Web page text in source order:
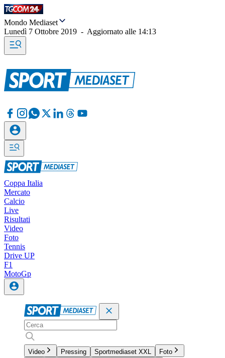
Mondo Mediaset
Lunedì 7 Ottobre 2019 - Aggiornato alle 14:13
Coppa Italia
Mercato
Calcio
Live
Risultati
Video
Foto
Tennis
Drive UP
F1
MotoGp
Video Pressing Sportmediaset XXL
Foto